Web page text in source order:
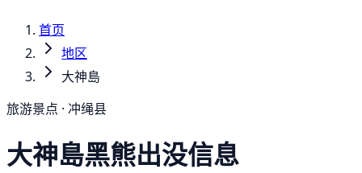
首页
地区
大神島
旅游景点 · 冲绳县
大神島黑熊出没信息